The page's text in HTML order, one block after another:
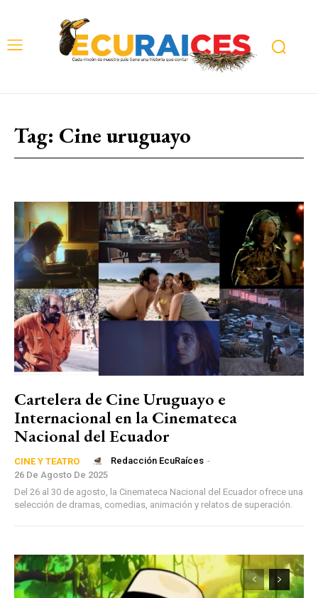
Tag: Cine uruguayo
Cartelera de Cine Uruguayo e
Internacional en la Cinemateca
Nacional del Ecuador
CINE Y TEATRO Redacción EcuRaíces -
26 De Agosto De 2025
Del 26 al 30 de agosto, la Cinemateca Nacional del Ecuador ofrece una
selección de dramas, comedias, animación y relatos de superación.